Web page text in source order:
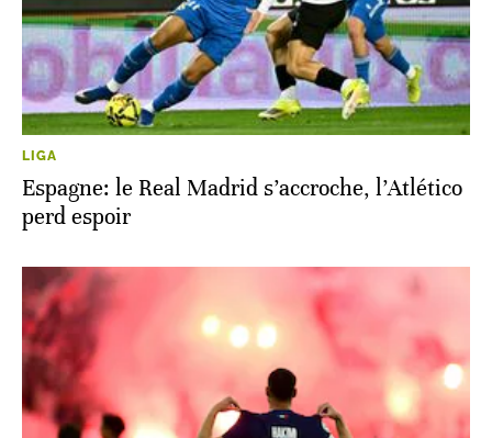
LIGA
Espagne: le Real Madrid s’accroche, l’Atlético
perd espoir